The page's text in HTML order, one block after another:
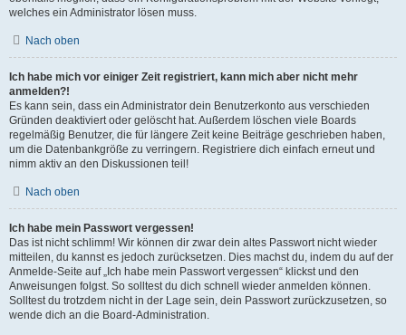
welches ein Administrator lösen muss.
Nach oben
Ich habe mich vor einiger Zeit registriert, kann mich aber nicht mehr
anmelden?!
Es kann sein, dass ein Administrator dein Benutzerkonto aus verschieden
Gründen deaktiviert oder gelöscht hat. Außerdem löschen viele Boards
regelmäßig Benutzer, die für längere Zeit keine Beiträge geschrieben haben,
um die Datenbankgröße zu verringern. Registriere dich einfach erneut und
nimm aktiv an den Diskussionen teil!
Nach oben
Ich habe mein Passwort vergessen!
Das ist nicht schlimm! Wir können dir zwar dein altes Passwort nicht wieder
mitteilen, du kannst es jedoch zurücksetzen. Dies machst du, indem du auf der
Anmelde-Seite auf „Ich habe mein Passwort vergessen“ klickst und den
Anweisungen folgst. So solltest du dich schnell wieder anmelden können.
Solltest du trotzdem nicht in der Lage sein, dein Passwort zurückzusetzen, so
wende dich an die Board-Administration.